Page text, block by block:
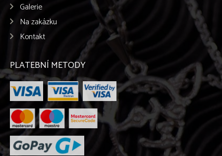
Galerie
Na zakázku
Kontakt
PLATEBNÍ METODY